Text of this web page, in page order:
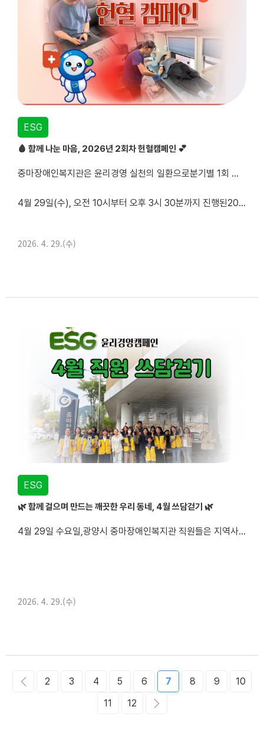
ESG
🩸 함께 나눈 마음, 2026년 2회차 헌혈캠페인 💕
중마장애인복지관은 윤리경영 실천의 일환으로분기별 1회 헌혈캠페인을 운영하며지역사회와 함께 생명 나눔 문화를 실천하고 있습니다 🤝
4월 29일(수), 오전 10시부터 오후 3시 30분까지 진행된2026년 2회차 헌혈캠페인에는 총 25명의 지역주민과 직원분들께서 함께해주셨으며,이 중 15명이 소중한 헌혈에 참여해 따뜻한 마음을 나누어 주셨습니다 ...
2026. 4. 29.(수)
ESG
🌿 함께 걸으며 만드는 깨끗한 우리 동네, 4월 쓰담걷기 🌿
4월 29일 수요일,광양시 중마장애인복지관 직원들은 지역사회를 위한 환경정화 활동 ‘쓰담걷기’를 진행했습니다🚶‍♀️🚶‍♂️
2026. 4. 29.(수)
2 3 4 5 6 7 8 9
10
11
12